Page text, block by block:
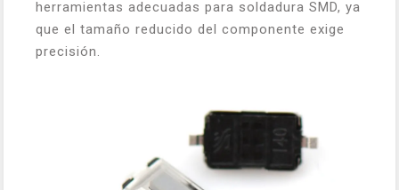
herramientas adecuadas para soldadura SMD, ya
que el tamaño reducido del componente exige
precisión.